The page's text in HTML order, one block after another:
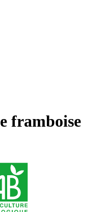
framboise